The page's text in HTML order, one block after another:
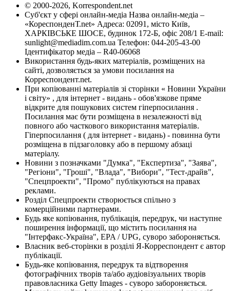
© 2000-2026, Korrespondent.net
Суб'єкт у сфері онлайн-медіа Назва онлайн-медіа –
«КореспонденТ.net» Адреса: 02091, місто Київ,
ХАРКІВСЬКЕ ШОСЕ, будинок 172-Б, офіс 208/1 E-mail:
sunlight@mediadim.com.ua Телефон: 044-205-43-00
Ідентифікатор медіа – R40-06068
Використання будь-яких матеріалів, розміщених на
сайті, дозволяється за умови посилання на
Корреспондент.net.
При копіюванні матеріалів зі сторінки « Новини України
і світу» , для інтернет - видань - обов'язкове пряме
відкрите для пошукових систем гіперпосилання .
Посилання має бути розміщена в незалежності від
повного або часткового використання матеріалів.
Гіперпосилання ( для інтернет - видань) - повинна бути
розміщена в підзаголовку або в першому абзаці
матеріалу.
Новини з позначками "Думка", "Експертиза", "Заява",
"Регіони", "Гроші", "Влада", "Вибори", "Тест-драйв",
"Спецпроекти", "Промо" публікуються на правах
реклами.
Розділ Спецпроекти створюється спільно з
комерційними партнерами.
Будь яке копіювання, публікація, передрук, чи наступне
поширення інформації, що містить посилання на
"Інтерфакс-Україна", EPA / UPG, суворо забороняється.
Власник веб-сторінки в розділі Я-Корреспондент є автор
публікації.
Будь-яке копіювання, передрук та відтворення
фотографічних творів та/або аудіовізуальних творів
правовласника Getty Images - суворо забороняється.